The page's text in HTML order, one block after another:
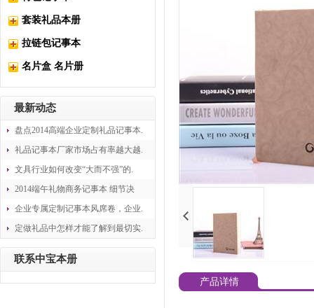
套装礼品本册
拉链包记事本
名片盒 名片册
最新动态
盘点2014高端企业定制礼品记事本.
礼品记事本厂家市场占有率越大越.
文具行业如何改变“大而不强”的.
2014端午礼物商务记事本 细节决
企业专属定制记事本风席卷，企业.
定做礼品中怎样才能了解到最切实.
联系中宝本册
产品详情